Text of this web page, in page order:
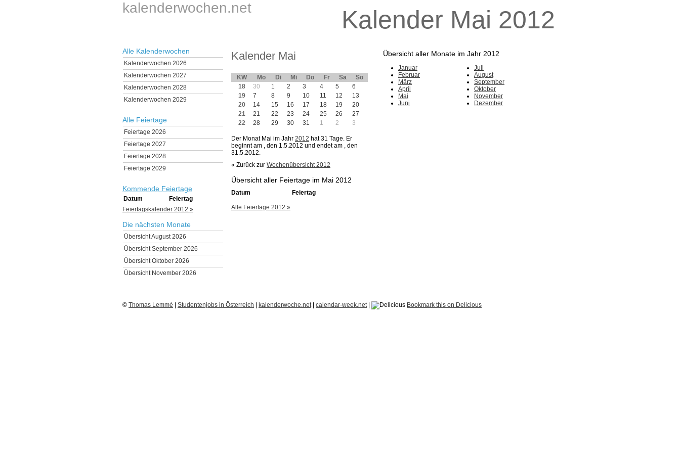
kalenderwochen.net Kalender Mai 2012
Alle Kalenderwochen
Kalenderwochen 2026
Kalenderwochen 2027
Kalenderwochen 2028
Kalenderwochen 2029
Alle Feiertage
Feiertage 2026
Feiertage 2027
Feiertage 2028
Feiertage 2029
Kommende Feiertage
Datum
Feiertag
Feiertagskalender 2012 »
Die nächsten Monate
Übersicht August 2026
Übersicht September 2026
Übersicht Oktober 2026
Übersicht November 2026
Übersicht aller Monate im Jahr 2012
Januar
Februar
März
April
Mai
Juni
Juli
August
September
Oktober
November
Dezember
Kalender Mai
KW Mo Di Mi Do Fr Sa
So
18
30 1 2 3 4 5
6
19
7 8 9 10 11 12
13
20
14 15 16 17 18 19
20
21
21 22 23 24 25 26
27
22
28 29 30 31 1 2 3
Der Monat Mai im Jahr 2012 hat 31 Tage. Er
beginnt am , den 1.5.2012 und endet am , den
31.5.2012.
« Zurück zur Wochenübersicht 2012
Übersicht aller Feiertage im Mai 2012
Datum Feiertag
Alle Feiertage 2012 »
© Thomas Lemmé Studentenjobs in Österreich kalenderwoche.net| calendar-week.net| Bookmark this on Delicious